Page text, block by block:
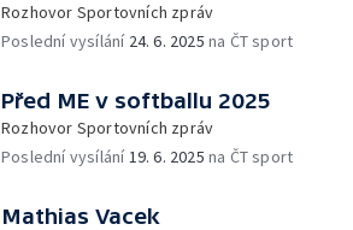
Rozhovor Sportovních zpráv
Poslední vysílání 24. 6. 2025 na ČT sport
Před ME v softballu 2025
Rozhovor Sportovních zpráv
Poslední vysílání19. 6. 2025 na ČT sport
Mathias Vacek